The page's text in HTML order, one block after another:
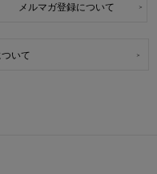
メルマガ登録について
いて